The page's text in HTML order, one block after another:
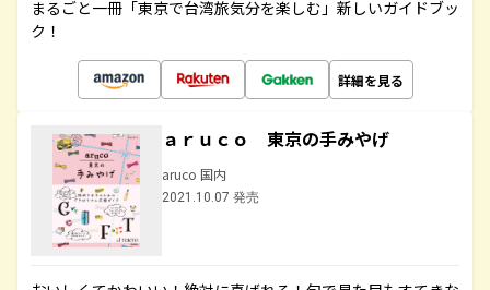
まるごと一冊「東京で台湾旅気分を楽しむ」新しいガイドブッ
ク！
詳細を見る
ａｒｕｃｏ 東京の手みやげ
aruco 国内
2021.10.07 発売